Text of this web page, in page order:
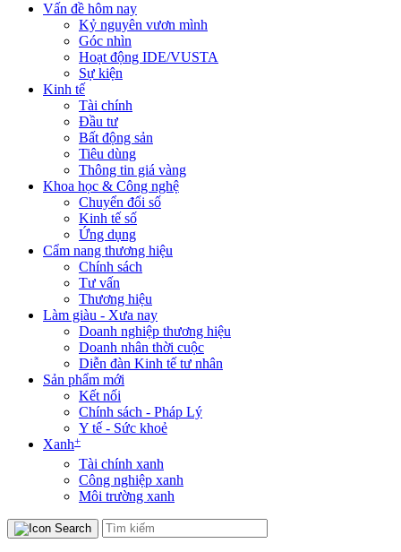
Vấn đề hôm nay
Kỷ nguyên vươn mình
Góc nhìn
Hoạt động IDE/VUSTA
Sự kiện
Kinh tế
Tài chính
Đầu tư
Bất động sản
Tiêu dùng
Thông tin giá vàng
Khoa học & Công nghệ
Chuyển đổi số
Kinh tế số
Ứng dụng
Cẩm nang thương hiệu
Chính sách
Tư vấn
Thương hiệu
Làm giàu - Xưa nay
Doanh nghiệp thương hiệu
Doanh nhân thời cuộc
Diễn đàn Kinh tế tư nhân
Sản phẩm mới
Kết nối
Chính sách - Pháp Lý
Y tế - Sức khoẻ
Xanh+
Tài chính xanh
Công nghiệp xanh
Môi trường xanh